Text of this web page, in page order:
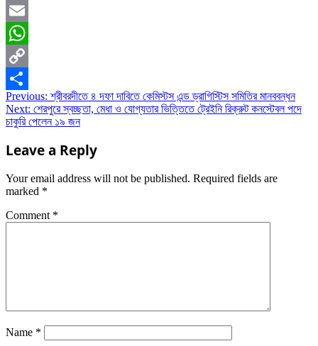
Mastodon
Email
WhatsApp
Copy
Link
Share
Post
navigation
Previous: শ্রীবরদীতে ৪ দফা দাবিতে কেমিস্টস এন্ড ড্রাগিস্টিস সমিতির মানববন্ধন
Next: শেরপুরে স্বচ্ছতা, মেধা ও যোগ্যতার ভিত্তিতে ট্রেইনি রিক্রুট কনস্টেবল পদে
চাকুরি পেলেন ১৯ জন
Leave a Reply
Your email address will not be published. Required fields are
marked *
Comment *
Name *